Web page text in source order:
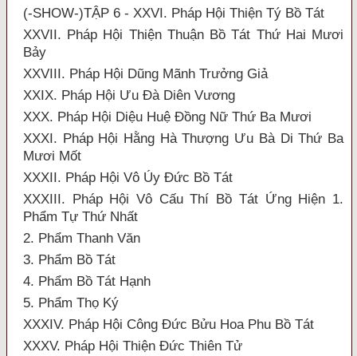
(-SHOW-)TẬP 6 - XXVI. Pháp Hội Thiện Tý Bồ Tát
XXVII. Pháp Hội Thiện Thuận Bồ Tát Thứ Hai Mươi
Bảy
XXVIII. Pháp Hội Dũng Mãnh Trưởng Giả
XXIX. Pháp Hội Ưu Đà Diên Vương
XXX. Pháp Hội Diệu Huệ Đồng Nữ Thứ Ba Mươi
XXXI. Pháp Hội Hằng Hà Thượng Ưu Bà Di Thứ Ba
Mươi Mốt
XXXII. Pháp Hội Vô Úy Đức Bồ Tát
XXXIII. Pháp Hội Vô Cấu Thí Bồ Tát Ứng Hiện 1.
Phẩm Tự Thứ Nhất
2. Phẩm Thanh Văn
3. Phẩm Bồ Tát
4. Phẩm Bồ Tát Hạnh
5. Phẩm Thọ Ký
XXXIV. Pháp Hội Công Đức Bửu Hoa Phu Bồ Tát
XXXV. Pháp Hội Thiện Đức Thiên Tử